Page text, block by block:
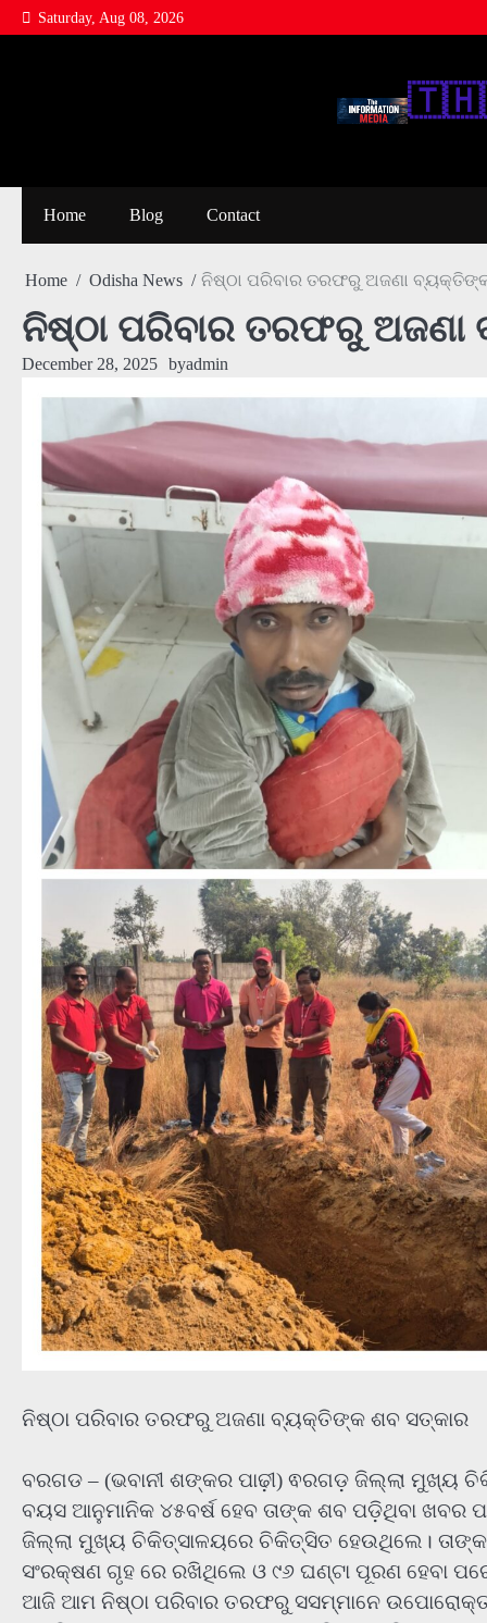
Skip
to
Saturday, Aug 08, 2026
Home Blog Contact
Home Odisha News ନିଷ୍ଠା ପରିବାର ତରଫରୁ ଅଜଣା
ନିଷ୍ଠା ପରିବାର ତରଫରୁ
December 28, 2025 byadmin
ନିଷ୍ଠା ପରିବାର ତରଫରୁ ଅଜଣା ବ୍ୟକ୍ତିଙ୍କ ଶବ ସତ୍କାର
ବରଗଡ – (ଭବାନୀ ଶଙ୍କର ପାଢ଼ୀ) ଵରଗଡ଼ ଜିଲ୍ଲା ମୁଖ୍ୟ
ବୟସ ଆନୁମାନିକ ୪୫ବର୍ଷ ହେବ ତାଙ୍କ ଶବ ପଡ଼ିଥିବା
ଜିଲ୍ଲା ମୁଖ୍ୟ ଚିକିତ୍ସାଳୟରେ ଚିକିତ୍ସିତ ହେଉଥିଲେ।
ସଂରକ୍ଷଣ ଗୃହ ରେ ରଖିଥିଲେ ଓ ୯୬ ଘଣ୍ଟା ପୂରଣ ହେବା
ଆଜି ଆମ ନିଷ୍ଠା ପରିବାର ତରଫରୁ ସସମ୍ମାନେ